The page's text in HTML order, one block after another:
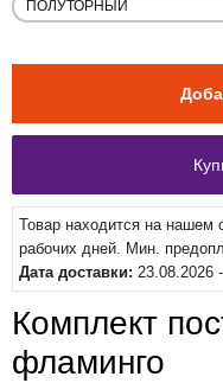
Товар находится на нашем
рабочих дней. Мин.
Дата доставки: 23.08.2026
Комплект
фламинго